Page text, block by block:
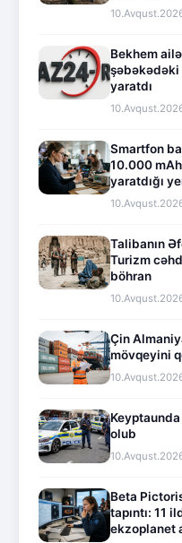
Bekhem
şəbəkədəki
yaratdı
Smartfon
10.000
yaratdığı
Talibanın
Turizm
böhran
Çin
mövqeyini
olub
Beta
tapıntı: 11
ekzoplanet